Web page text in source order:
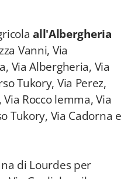
all'Albergheria
Vanni, Via
Via Albergheria, Via
Tukory, Via Perez,
Rocco lemma, Via
Tukory, Via Cadorna e
di Lourdes per